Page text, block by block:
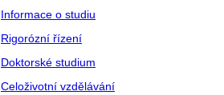
Informace o studiu
Rigorózní řízení
Doktorské studium
Celoživotní vzdělávání